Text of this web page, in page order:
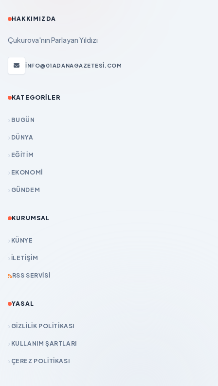
HAKKIMIZDA
Çukurova'nın Parlayan Yıldızı
INFO@01ADANAGAZETESI.COM
KATEGORILER
BUGÜN
DÜNYA
EĞİTİM
EKONOMİ
GÜNDEM
KURUMSAL
KÜNYE
İLETIŞIM
RSS SERVISI
YASAL
GIZLILIK POLITIKASI
KULLANIM ŞARTLARI
ÇEREZ POLITIKASI